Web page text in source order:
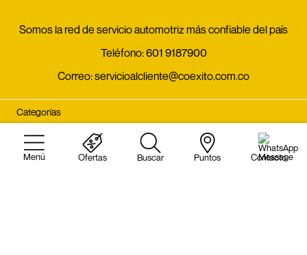
Ofertas Buscar Puntos Contacto
Somos la red de servicio automotriz más confiable del país
Teléfono:601 9187900
Correo:servicioalcliente@coexito.com.co
Categorías
Acerca de